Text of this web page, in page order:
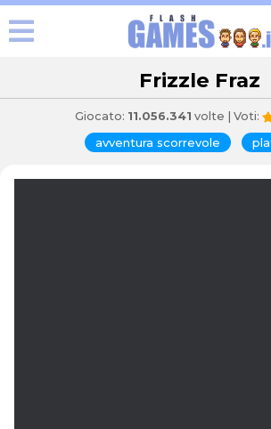
Frizzle Fraz
Giocato: 11.056.341 volte | Voti:
avventura scorrevole